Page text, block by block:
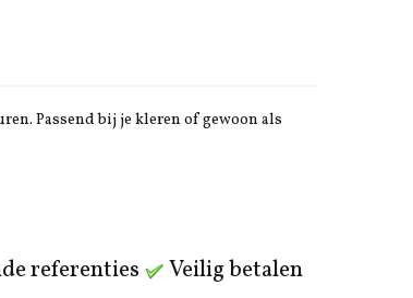
Passend bij je kleren of gewoon als
referenties Veilig betalen